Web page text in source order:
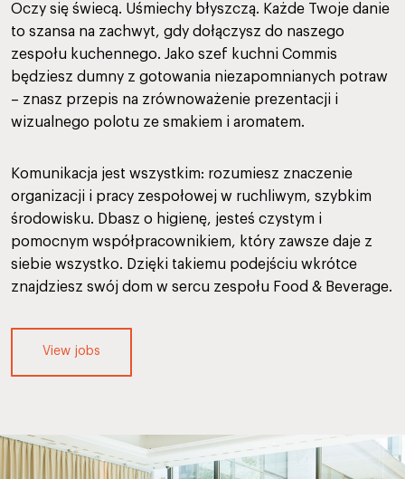
Oczy się świecą. Uśmiechy błyszczą. Każde Twoje danie
to szansa na zachwyt, gdy dołączysz do naszego
zespołu kuchennego. Jako szef kuchni Commis
będziesz dumny z gotowania niezapomnianych potraw
– znasz przepis na zrównoważenie prezentacji i
wizualnego polotu ze smakiem i aromatem.
Komunikacja jest wszystkim: rozumiesz znaczenie
organizacji i pracy zespołowej w ruchliwym, szybkim
środowisku. Dbasz o higienę, jesteś czystym i
pomocnym współpracownikiem, który zawsze daje z
siebie wszystko. Dzięki takiemu podejściu wkrótce
znajdziesz swój dom w sercu zespołu Food & Beverage.
View jobs